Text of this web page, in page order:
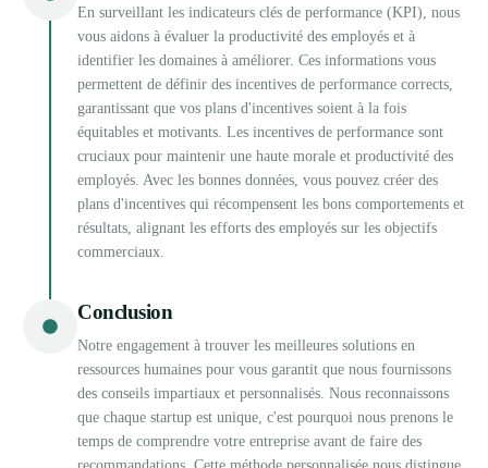
En surveillant les indicateurs clés de performance (KPI), nous
vous aidons à évaluer la productivité des employés et à
identifier les domaines à améliorer. Ces informations vous
permettent de définir des incentives de performance corrects,
garantissant que vos plans d'incentives soient à la fois
équitables et motivants. Les incentives de performance sont
cruciaux pour maintenir une haute morale et productivité des
employés. Avec les bonnes données, vous pouvez créer des
plans d'incentives qui récompensent les bons comportements et
résultats, alignant les efforts des employés sur les objectifs
commerciaux.
Conclusion
Notre engagement à trouver les meilleures solutions en
ressources humaines pour vous garantit que nous fournissons
des conseils impartiaux et personnalisés. Nous reconnaissons
que chaque startup est unique, c'est pourquoi nous prenons le
temps de comprendre votre entreprise avant de faire des